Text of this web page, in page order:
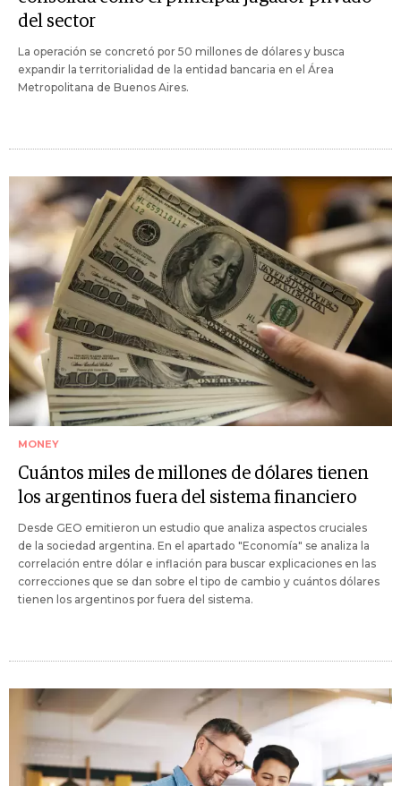
del sector
La operación se concretó por 50 millones de dólares y busca
expandir la territorialidad de la entidad bancaria en el Área
Metropolitana de Buenos Aires.
MONEY
Cuántos miles de millones de dólares tienen
los argentinos fuera del sistema financiero
Desde GEO emitieron un estudio que analiza aspectos cruciales
de la sociedad argentina. En el apartado "Economía" se analiza la
correlación entre dólar e inflación para buscar explicaciones en las
correcciones que se dan sobre el tipo de cambio y cuántos dólares
tienen los argentinos por fuera del sistema.